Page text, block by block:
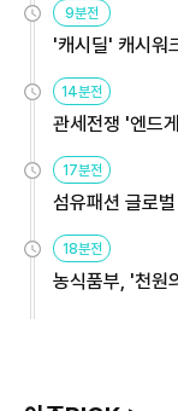
9분전
'캐시딜' 캐시워
14분전
관세전쟁 '엔드
용해야
17분전
섬유패션 글로
원
18분전
농식품부, '천원